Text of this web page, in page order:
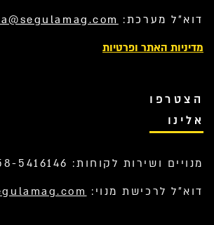
דוא”ל מערכת:
מדיניות האתר ופרטיות
הצטרפו
אלינו
מנויים ושירות לקוחות: 058-5416146
דוא”ל לרכישת מנוי: